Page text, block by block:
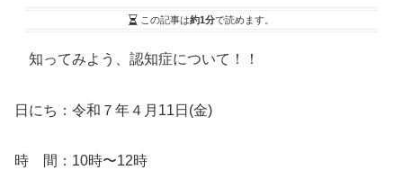
この記事は約1分で読めます。
知ってみよう、認知症について！！
日にち：令和７年４月11日(金)
時 間：10時〜12時